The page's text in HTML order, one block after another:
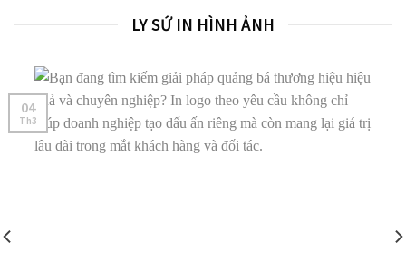
LY SỨ IN HÌNH ẢNH
04
Th3